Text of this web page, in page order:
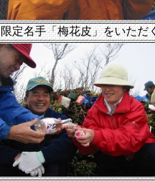
限定名手「梅花皮」をいただ